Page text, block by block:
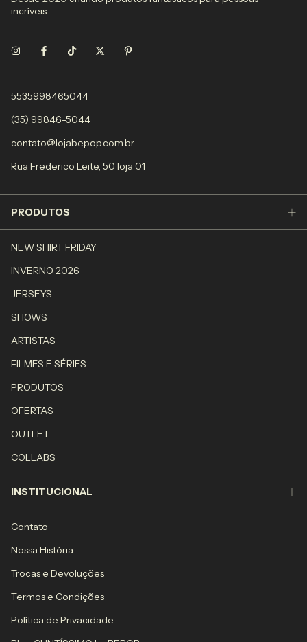
incríveis.
5535998465044
(35) 99846-5044
contato@lojabepop.com.br
Rua Frederico Leite, 50 loja 01
PRODUTOS
NEW SHIRT FRIDAY
INVERNO 2026
JERSEYS
SHOWS
ARTISTAS
FILMES E SÉRIES
PRODUTOS
OFERTAS
OUTLET
COLLABS
INSTITUCIONAL
Contato
Nossa História
Trocas e Devoluções
Termos e Condições
Política de Privacidade